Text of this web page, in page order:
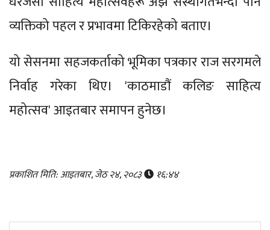
व्यक्तिको पहल र प्रभावमा टिकिरहेको बताए।
यो सेसनमा सहजकर्ताको भूमिका पत्रकार राज सरगमले
निर्वाह गरेका थिए। 'काठमाडौं कलिङ साहित्य
महोत्सव' आइतबार समापन हुनेछ।
प्रकाशित मिति: आइतबार, जेठ २४, २०८३ १६:४४